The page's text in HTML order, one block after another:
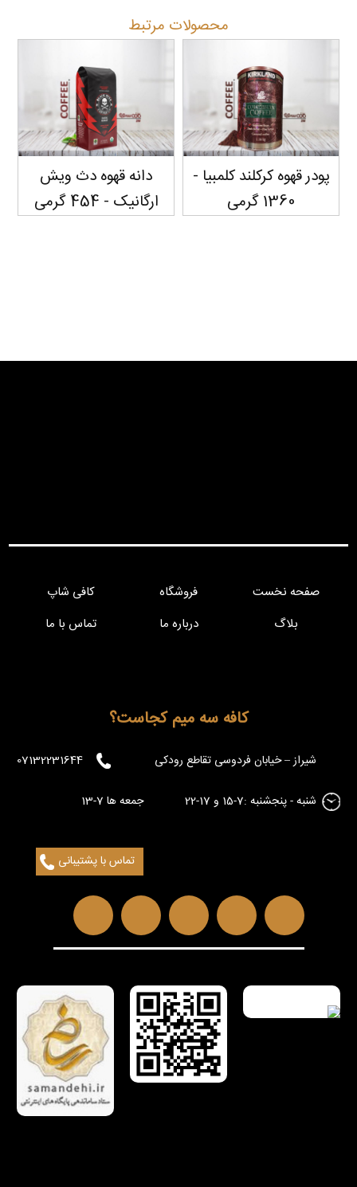
تماس با پشتیبانی
محصولات مرتبط
پودر قهوه کرکلند کلمبیا -
1360 گرمی
دانه قهوه دث ویش
ارگانیک - 454 گرمی
صفحه نخست فروشگاه
کافی شاپ
بلاگ
درباره ما تماس با ما
کافه سه میم کجاست؟
شیراز – خیابان فردوسی تقاطع رودکی 07132231644
شنبه - پنجشنبه :7-15 و 17-22 جمعه ها 7-13